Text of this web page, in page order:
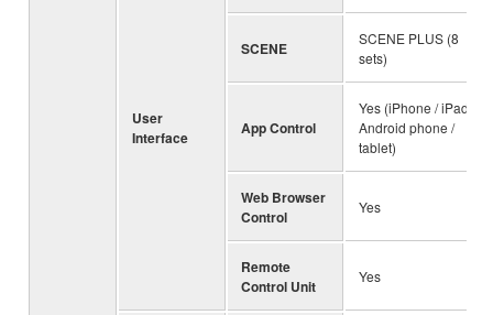
User
Interface
SCENE
SCENE PLUS (8
sets)
App Control
Yes (iPhone / iPad /
Android phone /
tablet)
Web Browser
Control
Yes
Remote
Control Unit
Yes